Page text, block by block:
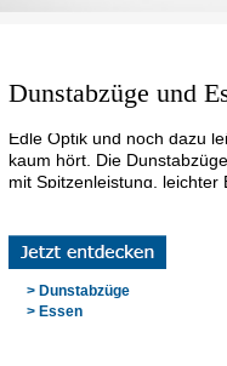
Dunstabzüge und
Edle Optik und noch dazu
kaum hört. Die
mit Spitzenleistung, leichter
> Dunstabzüge
> Essen